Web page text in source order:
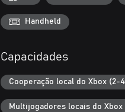
Handheld
Capacidades
Cooperação local do Xbox (2-
Multijogadores locais do Xbox